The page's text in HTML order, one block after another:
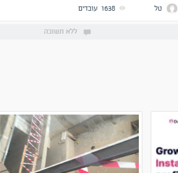
טל 1638 עובדים
ללא תשובה